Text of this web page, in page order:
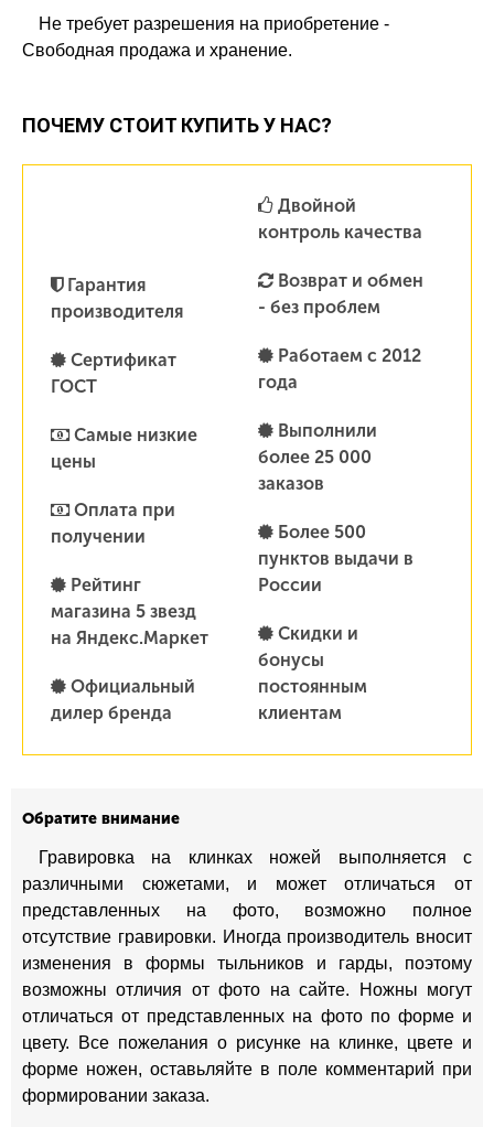
Не требует разрешения на приобретение -
Свободная продажа и хранение.
ПОЧЕМУ СТОИТ КУПИТЬ У НАС?
Гарантия
производителя
Сертификат
ГОСТ
Самые низкие
цены
Оплата при
получении
Рейтинг
магазина 5 звезд
на Яндекс.Маркет
Официальный
дилер бренда
Двойной
контроль качества
Возврат и обмен
- без проблем
Работаем с 2012
года
Выполнили
более 25 000
заказов
Более 500
пунктов выдачи в
России
Скидки и
бонусы
постоянным
клиентам
Обратите внимание
Гравировка на клинках ножей выполняется с
различными сюжетами, и может отличаться от
представленных на фото, возможно полное
отсутствие гравировки. Иногда производитель вносит
изменения в формы тыльников и гарды, поэтому
возможны отличия от фото на сайте. Ножны могут
отличаться от представленных на фото по форме и
цвету. Все пожелания о рисунке на клинке, цвете и
форме ножен, оставьляйте в поле комментарий при
формировании заказа.